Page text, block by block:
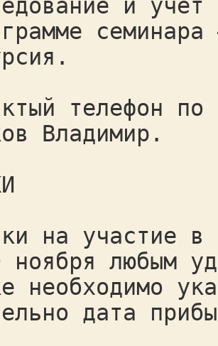
и учет
телефон
Владимир.
на участие в
ноября любым
необходимо
дата